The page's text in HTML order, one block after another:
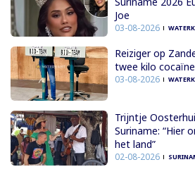
Joe
03-08-2026
Reiziger op
twee kilo
03-08-2026
Trijntje
Suriname: “Hier
het land”
02-08-2026